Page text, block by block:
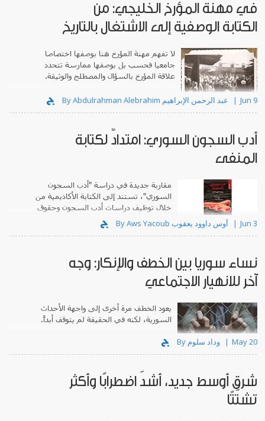
في مهنة المؤرخ الخليجي: من
الكتابة الوصفية إلى الاشتغال بالتاريخ
لا تفهم مهنة المؤرخ هنا بوصفها اختصاصا
جامعيا فحسب بل بوصفها ممارسة تتحدد
علاقة المؤرخ بالسؤال والمصطلح والوثيقة.
Jun 9
أدب السجون السوري: امتدادٌ لكتابة
المنفى
مقاربة جديدة في دراسة "أدب السجون
السوري"، تستند إلى الكتابة الأكاديمية من
خلال توظيف دراسات أدب السجون وحقوق
الإنسان.
Jun 3
نساء سوريا بين الخطف والإنكار: وجه
آخر للانهيار الاجتماعي
يعود الخطف مرة أخرى إلى واجهة الأحداث
السورية، لكنه في الحقيقة لم يتوقف أبداً.
May 20
شرق أوسط جديد، أشدّ اضطرابًا وأكثر
تشتّتًا